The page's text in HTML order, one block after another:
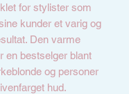
for stylister som
kunder et varig og
Den varme
en bestselger blant
og personer
hud.